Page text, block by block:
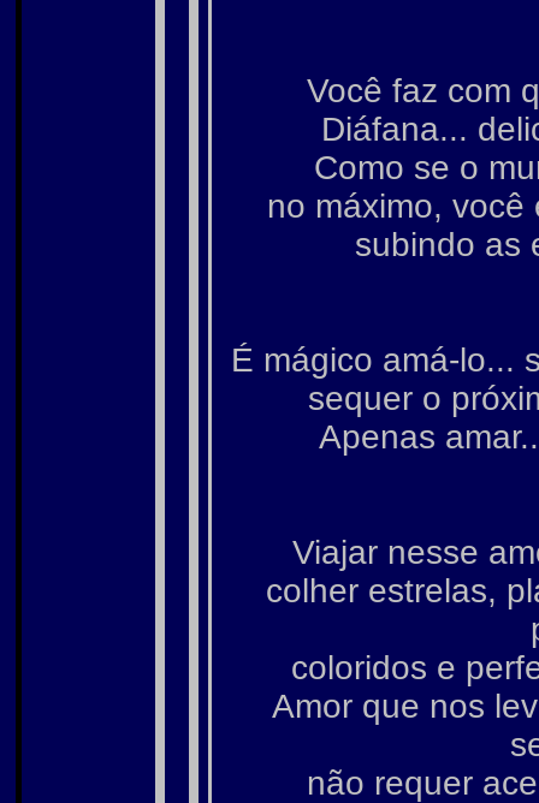
Você faz com
Diáfana...
Como se o
no máximo,
subindo as
É mágico amá-lo...
sequer o
Apenas
Viajar nesse
colher estrelas,
coloridos e
Amor que nos
não requer